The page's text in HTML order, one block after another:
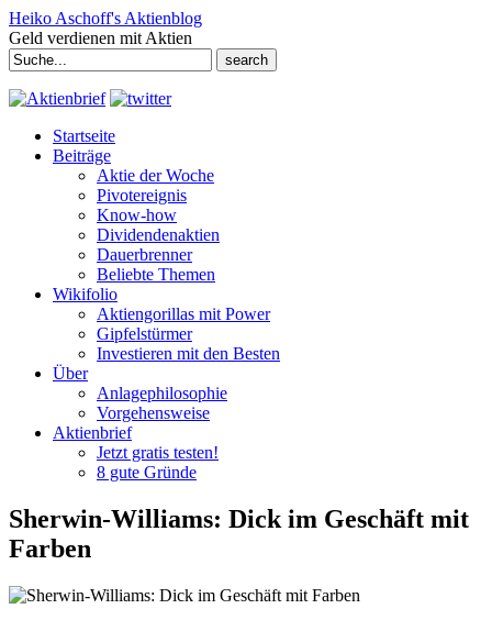
Heiko Aschoff's Aktienblog
Geld verdienen mit Aktien
Search
for:
Startseite
Beiträge
Aktie der Woche
Pivotereignis
Know-how
Dividendenaktien
Dauerbrenner
Beliebte Themen
Wikifolio
Aktiengorillas mit Power
Gipfelstürmer
Investieren mit den Besten
Über
Anlagephilosophie
Vorgehensweise
Aktienbrief
Jetzt gratis testen!
8 gute Gründe
Sherwin-Williams: Dick im Geschäft mit
Farben